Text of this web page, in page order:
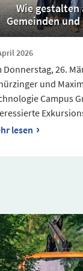
Wie gestalten
Gemeinden
2026
Donnerstag, 26.
und
Campus
lesen ›